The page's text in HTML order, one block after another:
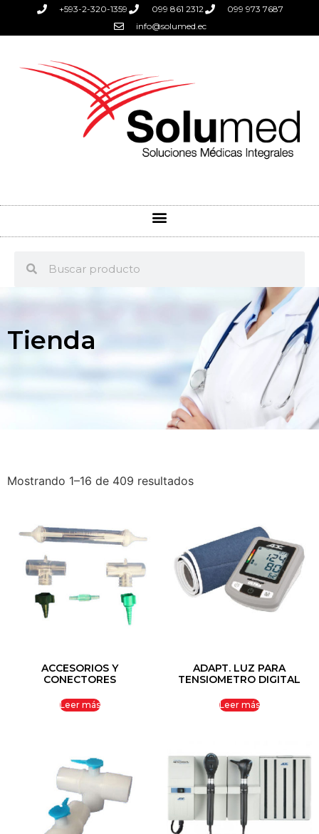
+593-2-320-1359 099 861 2312
099 973 7687
info@solumed.ec
Tienda
Mostrando 1–16 de 409 resultados
ACCESORIOS Y
CONECTORES
Leer más
ADAPT. LUZ PARA
TENSIOMETRO DIGITAL
Leer más